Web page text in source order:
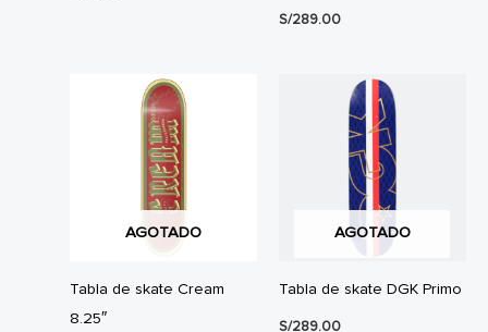
S/289.00
AGOTADO
Tabla de skate Cream
8.25″
AGOTADO
Tabla de skate DGK Primo
S/289.00